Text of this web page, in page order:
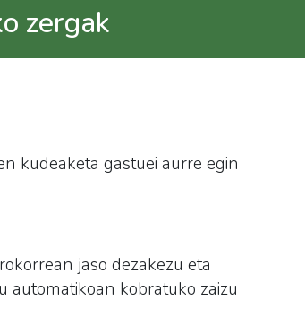
zergak
kudeaketa gastuei aurre egin
jaso dezakezu eta
automatikoan kobratuko zaizu